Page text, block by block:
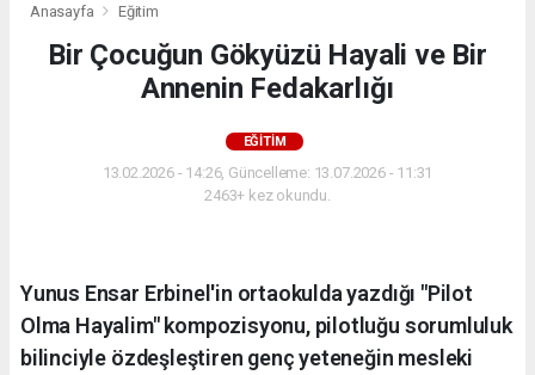
Anasayfa Eğitim
Bir Çocuğun Gökyüzü Hayali ve Bir
Annenin Fedakarlığı
EĞITIM
13.02.2026 - 14:26, Güncelleme: 13.07.2026 - 11:31
2463+ kez okundu.
Yunus Ensar Erbinel'in ortaokulda yazdığı "Pilot
Olma Hayalim" kompozisyonu, pilotluğu sorumluluk
bilinciyle özdeşleştiren genç yeteneğin mesleki